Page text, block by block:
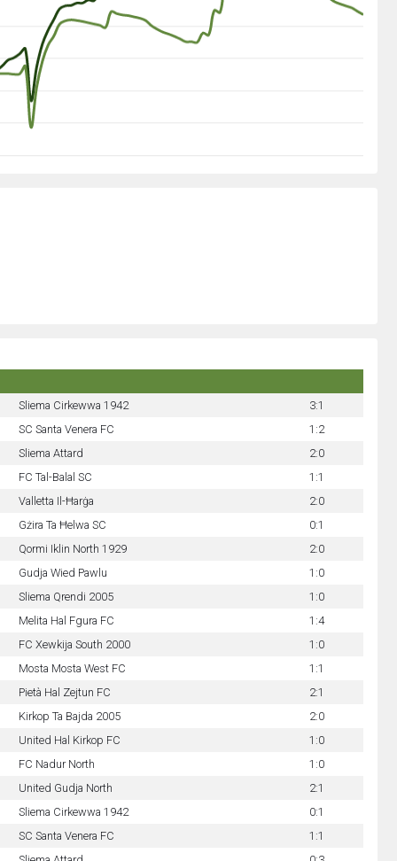
Sliema Cirkewwa 1942
3:1
SC Santa Venera FC
1:2
Sliema Attard
2:0
FC Tal-Balal SC
1:1
Valletta Il-Ħarġa
2:0
Gżira Ta Ħelwa SC
0:1
Qormi Iklin North 1929
2:0
Gudja Wied Pawlu
1:0
Sliema Qrendi 2005
1:0
Melita Hal Fgura FC
1:4
FC Xewkija South 2000
1:0
Mosta Mosta West FC
1:1
Pietà Hal Zejtun FC
2:1
Kirkop Ta Bajda 2005
2:0
United Hal Kirkop FC
1:0
FC Nadur North
1:0
United Gudja North
2:1
Sliema Cirkewwa 1942
0:1
SC Santa Venera FC
1:1